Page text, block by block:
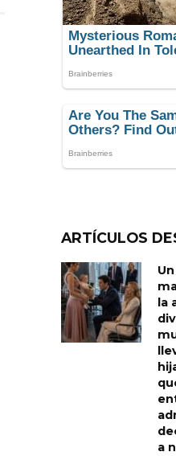
ARTÍCULOS
la
a